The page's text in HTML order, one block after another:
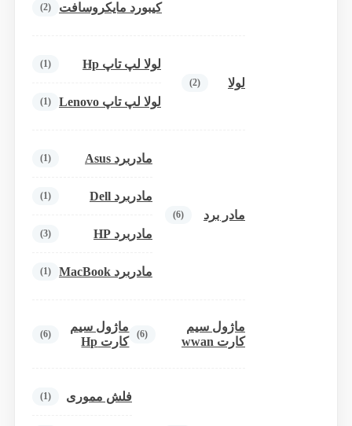
کیبورد مایکروسافت (2)
لولا (2)
لولا لپ تاپ Hp (1)
لولا لپ تاپ Lenovo (1)
مادر برد (6)
مادربرد Asus (1)
مادربرد Dell (1)
مادربرد HP (3)
مادربرد MacBook (1)
ماژول سیم
کارت wwan
(6)
ماژول سیم
کارت Hp
(6)
فلش مموری (1)